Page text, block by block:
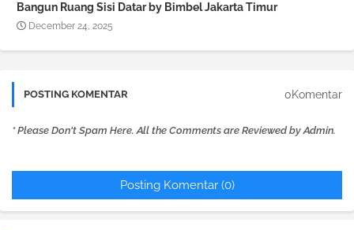
Bangun Ruang Sisi Datar by Bimbel Jakarta Timur
December 24, 2025
POSTING KOMENTAR 0Komentar
* Please Don't Spam Here. All the Comments are Reviewed by Admin.
Posting Komentar (0)